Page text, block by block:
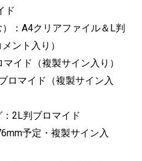
ド
：A4クリアファイル＆L判
ント入り）
イド（複製サイン入り）
ロマイド（複製サイン入
2L判ブロマイド
予定・複製サイン入